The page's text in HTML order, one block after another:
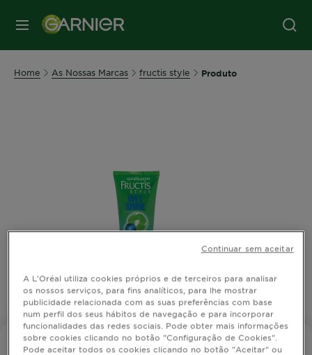
MENU
Home As Nossas Marcas fructis style Produto
A L'Oréal utiliza cookies próprios e de terceiros para analisar
os nossos serviços, para fins analíticos, para lhe mostrar
publicidade relacionada com as suas preferências com base
num perfil dos seus hábitos de navegação e para incorporar
funcionalidades das redes sociais. Pode obter mais informações
sobre cookies clicando no botão "Configuração de Cookies".
Pode aceitar todos os cookies clicando no botão "Aceitar" ou
Continuar sem aceitar